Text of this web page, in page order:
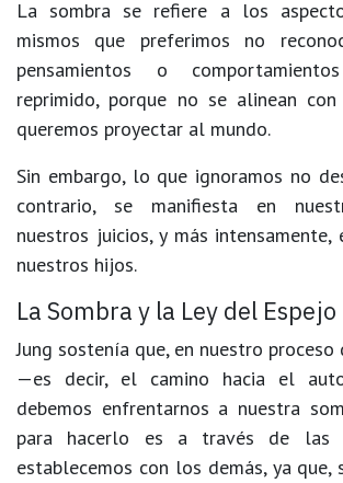
La sombra se refiere a los
mismos que preferimos no
pensamientos o
reprimido, porque no se alinean
queremos proyectar al mundo.
Sin embargo, lo que ignoramos no
contrario, se manifiesta en
nuestros juicios, y más intensamente,
nuestros hijos.
La Sombra y la Ley del Espejo
Jung sostenía que, en nuestro proceso
—es decir, el camino hacia el
debemos enfrentarnos a nuestra
para hacerlo es a través de las
establecemos con los demás, ya